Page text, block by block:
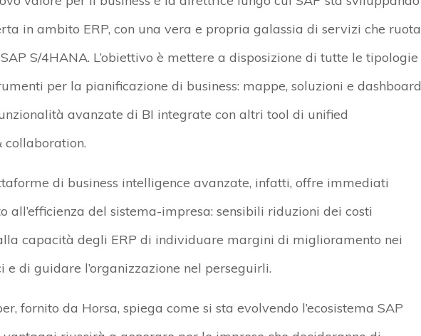
in ambito ERP, con una vera e propria galassia di servizi che ruota
S/4HANA. L’obiettivo è mettere a disposizione di tutte le tipologie
per la pianificazione di business: mappe, soluzioni e dashboard
avanzate di BI integrate con altri tool di unified
collaboration.
di business intelligence avanzate, infatti, offre immediati
all’efficienza del sistema-impresa: sensibili riduzioni dei costi
capacità degli ERP di individuare margini di miglioramento nei
e di guidare l’organizzazione nel perseguirli.
fornito da Horsa, spiega come si sta evolvendo l’ecosistema SAP